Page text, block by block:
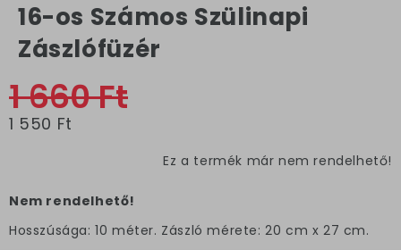
16-os Számos Szülinapi
Zászlófüzér
1 660 Ft
1 550 Ft
Ez a termék már nem rendelhető!
Nem rendelhető!
Hosszúsága: 10 méter. Zászló mérete: 20 cm x 27 cm.